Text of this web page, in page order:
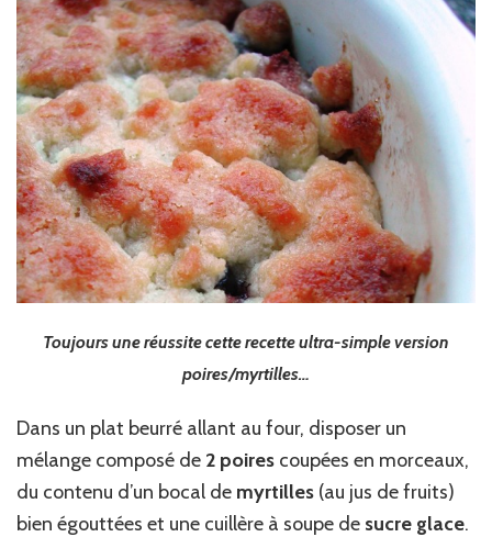
Toujours une réussite cette recette ultra-simple version
poires/myrtilles…
Dans un plat beurré allant au four, disposer un
mélange composé de 2 poires coupées en morceaux,
du contenu d’un bocal de myrtilles (au jus de fruits)
bien égouttées et une cuillère à soupe de sucre glace.